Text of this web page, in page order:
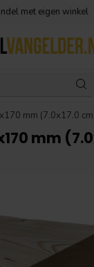
nodig ensnelle
mm (7.0x17.0
mm